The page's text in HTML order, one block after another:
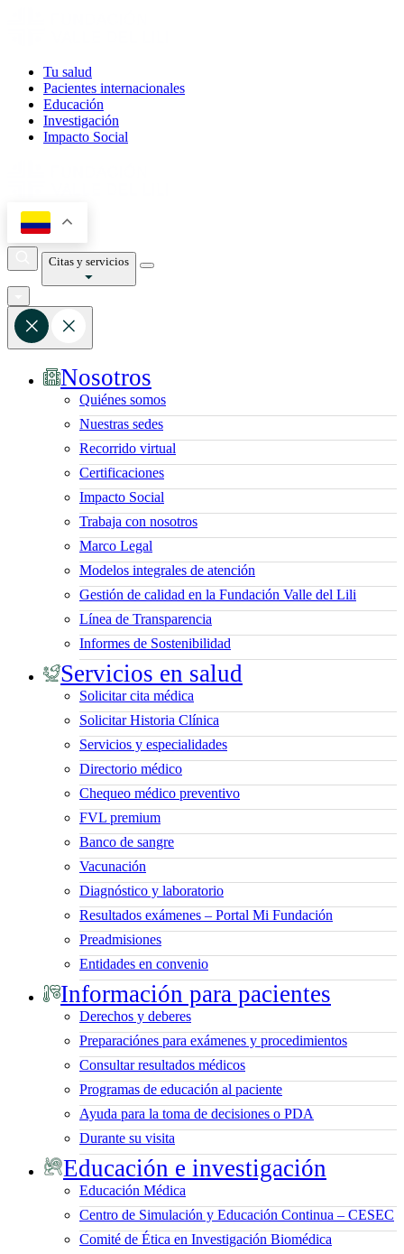
Tu salud
Pacientes internacionales
Educación
Investigación
Impacto Social
Citas y servicios
Nosotros
Quiénes somos
Nuestras sedes
Recorrido virtual
Certificaciones
Impacto Social
Trabaja con nosotros
Marco Legal
Modelos integrales de atención
Gestión de calidad en la Fundación Valle del Lili
Línea de Transparencia
Informes de Sostenibilidad
Servicios en salud
Solicitar cita médica
Solicitar Historia Clínica
Servicios y especialidades
Directorio médico
Chequeo médico preventivo
FVL premium
Banco de sangre
Vacunación
Diagnóstico y laboratorio
Resultados exámenes – Portal Mi Fundación
Preadmisiones
Entidades en convenio
Información para pacientes
Derechos y deberes
Preparaciónes para exámenes y procedimientos
Consultar resultados médicos
Programas de educación al paciente
Ayuda para la toma de decisiones o PDA
Durante su visita
Educación e investigación
Educación Médica
Centro de Simulación y Educación Continua – CESEC
Comité de Ética en Investigación Biomédica